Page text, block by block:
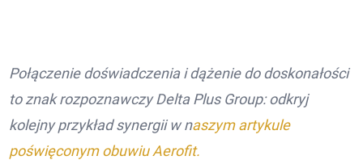
Połączenie doświadczenia i dążenie do doskonałości
to znak rozpoznawczy Delta Plus Group: odkryj
kolejny przykład synergii w naszym artykule
poświęconym obuwiu Aerofit.